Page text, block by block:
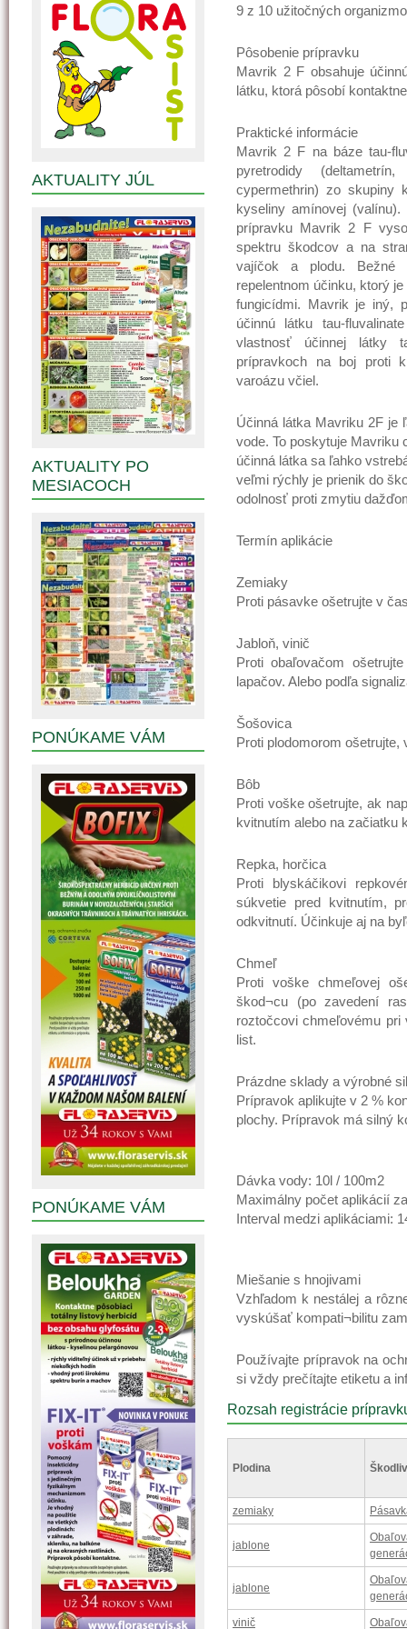
9 z 10 užitočných
Pôsobenie prípravku
Mavrik 2 F obsahuje
látku, ktorá pôsobí
Praktické informácie
Mavrik 2 F na báze tau-
pyretrodidy
cypermethrin) zo skupiny
kyseliny amínovej
prípravku Mavrik 2 F
spektru škodcov a na
vajíčok a plodu. Bežné
repelentnom účinku, ktorý
fungicídmi. Mavrik je iný,
účinnú látku tau-
vlastnosť účinnej látky
prípravkoch na boj proti
varoázu včiel.
Účinná látka Mavriku 2F je
vode. To poskytuje Mavriku
účinná látka sa ľahko
veľmi rýchly je prienik do
odolnosť proti zmytiu
Termín aplikácie
Zemiaky
Proti pásavke ošetrujte v
Jabloň, vinič
Proti obaľovačom
lapačov. Alebo podľa
Šošovica
Proti plodomorom
Bôb
Proti voške ošetrujte, ak
kvitnutím alebo na začiatku
Repka, horčica
Proti blyskáčikovi
súkvetie pred kvitnutím,
odkvitnutí. Účinkuje aj na
Chmeľ
Proti voške chmeľovej
škod¬cu (po zavedení
roztočcovi chmeľovému
list.
Prázdne sklady a výrobné
Prípravok aplikujte v 2 %
plochy. Prípravok má silný
Dávka vody: 10l / 100m2
Maximálny počet aplikácií
Interval medzi aplikáciami:
Miešanie s hnojivami
Vzhľadom k nestálej a
vyskúšať kompati¬bilitu
Používajte prípravok na
si vždy prečítajte etiketu a
Rozsah registrácie
Plodina
zemiaky
jablone
jablone
vinič
AKTUALITY JÚL
AKTUALITY PO
MESIACOCH
PONÚKAME VÁM
PONÚKAME VÁM